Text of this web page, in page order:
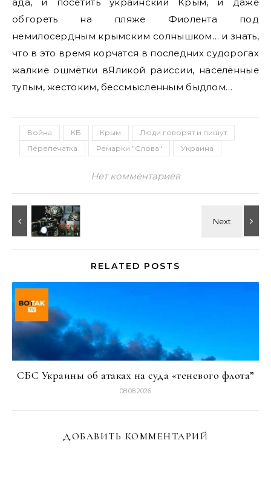
обгореть на пляже Фиолента под
немилосердным крымским солнышком… и знать,
что в это время корчатся в последних судорогах
жалкие ошмётки вЯликой раиссии, населённые
тупым, жестоким, бессмысленным быдлом…
Война КБ Крым
Люди говорят и пишут
Перепечатка
Ремарки "Слова" Украина
Нет комментариев
RELATED POSTS
СБС Украины об атаках на суда «теневого флота”
08.08.2026
ДОБАВИТЬ КОММЕНТАРИЙ